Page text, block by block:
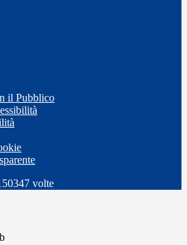
il Pubblico
volte